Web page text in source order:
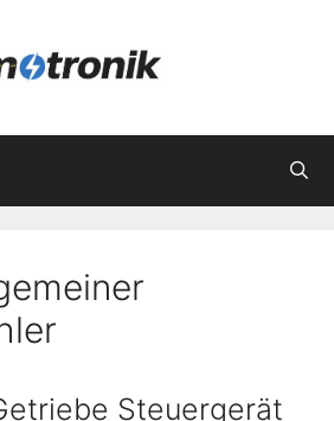
Steuergerät